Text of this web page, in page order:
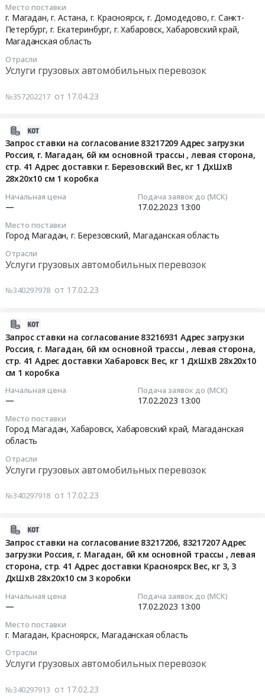
Место поставки
г. Магадан, г. Астана, г. Красноярск, г. Домодедово, г. Санкт-
Петербург, г. Екатеринбург, г. Хабаровск,Хабаровский край,
Магаданская область
Отрасли
Услуги грузовых автомобильных перевозок
№357202217 от 17.04.23
Запрос ставки на согласование 83217209 Адрес загрузки
Россия, г. Магадан, 6й км основной трассы , левая сторона,
стр. 41 Адрес доставки г. Березовский Вес, кг 1 ДхШхВ
28х20х10 см 1 коробка
Начальная цена
—
Подача заявок до (МСК)
17.02.2023 13:00
Место поставки
Город Магадан, г. Березовский, Магаданская область
Отрасли
Услуги грузовых автомобильных перевозок
№340297978 от 17.02.23
Запрос ставки на согласование 83216931 Адрес загрузки
Россия, г. Магадан, 6й км основной трассы , левая сторона,
стр. 41 Адрес доставки Хабаровск Вес, кг 1 ДхШхВ 28х20х10
см 1 коробка
Начальная цена
—
Подача заявок до (МСК)
17.02.2023 13:00
Место поставки
Город Магадан, Хабаровск,Хабаровский край, Магаданская
область
Отрасли
Услуги грузовых автомобильных перевозок
№340297918 от 17.02.23
Запрос ставки на согласование 83217206, 83217207 Адрес
загрузки Россия, г. Магадан, 6й км основной трассы , левая
сторона, стр. 41 Адрес доставки Красноярск Вес, кг 3, 3
ДхШхВ 28х20х10 см 3 коробки
Начальная цена
—
Подача заявок до (МСК)
17.02.2023 13:00
Место поставки
г. Магадан, Красноярск, Магаданская область
Отрасли
Услуги грузовых автомобильных перевозок
№340297913 от 17.02.23